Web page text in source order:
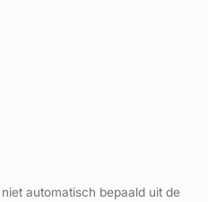
automatisch bepaald uit de